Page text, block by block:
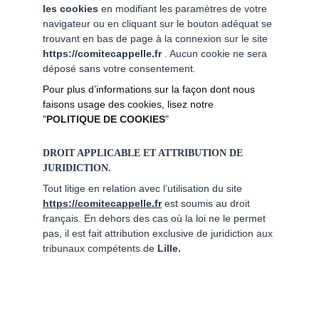
les cookies en modifiant les paramètres de votre
navigateur ou en cliquant sur le bouton adéquat se
trouvant en bas de page à la connexion sur le site
https://comitecappelle.fr . Aucun cookie ne sera
déposé sans votre consentement.
Pour plus d’informations sur la façon dont nous
faisons usage des cookies, lisez notre
"POLITIQUE DE COOKIES"
DROIT APPLICABLE ET ATTRIBUTION DE
JURIDICTION.
Tout litige en relation avec l’utilisation du site
https://comitecappelle.fr est soumis au droit
français. En dehors des cas où la loi ne le permet
pas, il est fait attribution exclusive de juridiction aux
tribunaux compétents de Lille.